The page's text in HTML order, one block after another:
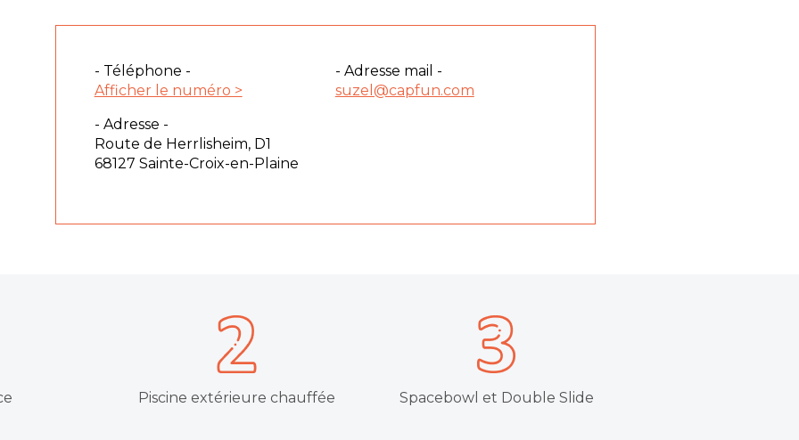
Piscine extérieure chauffée Spacebowl et Double Slide
- Téléphone -
Afficher le numéro >
- Adresse -
Route de Herrlisheim, D1
68127 Sainte-Croix-en-Plaine
- Adresse mail -
suzel@capfun.com